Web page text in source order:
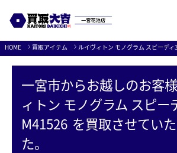
Skip
to
HOME 買取アイテム ルイヴィトン モノグラム スピーデ
一宮市からお越しのお客
ィトン モノグラム スピー
M41526 を買取させてい
た。